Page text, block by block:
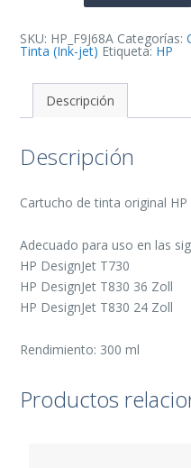
-
F9J68A
cantidad
SKU: HP_F9J68A Categorías:
Tinta (Ink-jet) Etiqueta: HP
Descripción
Descripción
Cartucho de tinta original HP
Adecuado para uso en las
HP DesignJet T730
HP DesignJet T830 36 Zoll
HP DesignJet T830 24 Zoll
Rendimiento: 300 ml
Productos